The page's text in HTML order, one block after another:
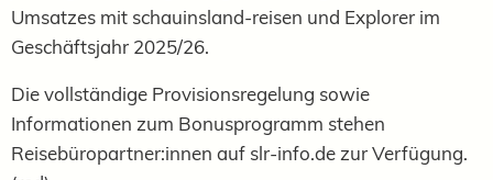
Umsatzes mit schauinsland-reisen und Explorer im
Geschäftsjahr 2025/26.
Die vollständige Provisionsregelung sowie
Informationen zum Bonusprogramm stehen
Reisebüropartner:innen auf slr-info.de zur Verfügung.